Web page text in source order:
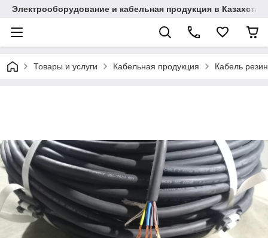
Электрооборудование и кабельная продукция в
Товары и услуги Кабельная продукция Кабель